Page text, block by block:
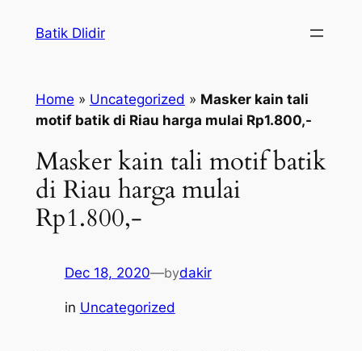
Batik Dlidir
Home » Uncategorized » Masker kain tali
motif batik di Riau harga mulai Rp1.800,-
Masker kain tali motif batik
di Riau harga mulai
Rp1.800,-
Dec 18, 2020—bydakir
in Uncategorized